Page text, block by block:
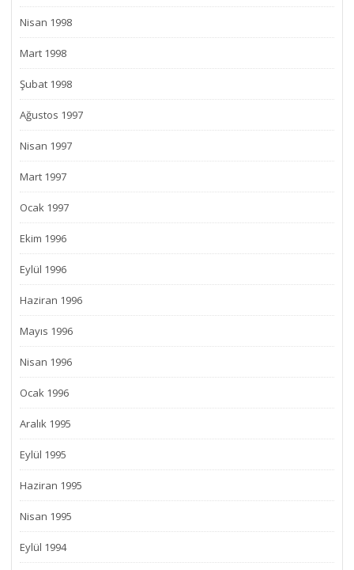
Nisan 1998
Mart 1998
Şubat 1998
Ağustos 1997
Nisan 1997
Mart 1997
Ocak 1997
Ekim 1996
Eylül 1996
Haziran 1996
Mayıs 1996
Nisan 1996
Ocak 1996
Aralık 1995
Eylül 1995
Haziran 1995
Nisan 1995
Eylül 1994